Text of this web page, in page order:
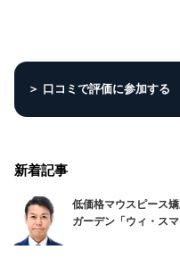
＞ 口コミで評価に参加する
新着記事
低価格マウスピース
ガーデン「ウィ・ス